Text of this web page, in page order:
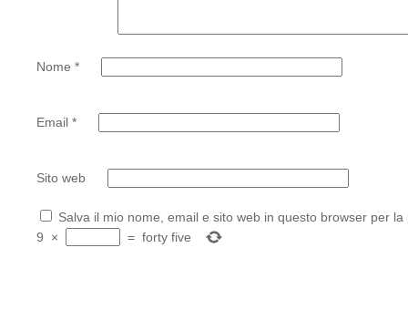
Nome *
Email *
Sito web
Salva il mio nome, email e sito web in questo browser per
9
× = forty five